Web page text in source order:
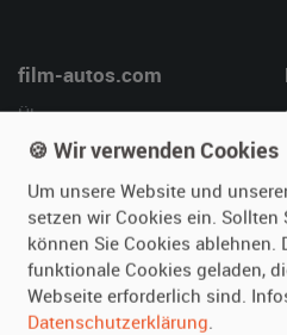
film-autos.com
Über uns
Leistungen
Referenzen
Kundenmeinungen
Vermieten
Oldtimer anmelden
🍪 Wir verwenden Cookies
Um unsere Website und
setzen wir Cookies ein.
können Sie Cookies ablehnen.
funktionale Cookies geladen,
Webseite erforderlich sind.
Datenschutzerklärung.